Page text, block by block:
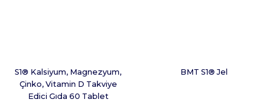
S1® Kalsiyum, Magnezyum,
Çinko, Vitamin D Takviye
Edici Gıda 60 Tablet
BMT S1® Jel